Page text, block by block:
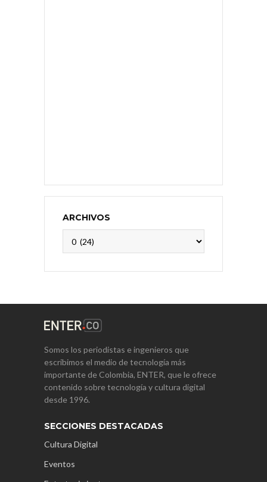
ARCHIVOS
Somos los periodistas e ingenieros que
escribimos el medio de tecnología más
importante de Colombia, ENTER, que le ofrece
contenido sobre tecnología y cultura digital
desde 1996.
SECCIONES DESTACADAS
Cultura Digital
Eventos